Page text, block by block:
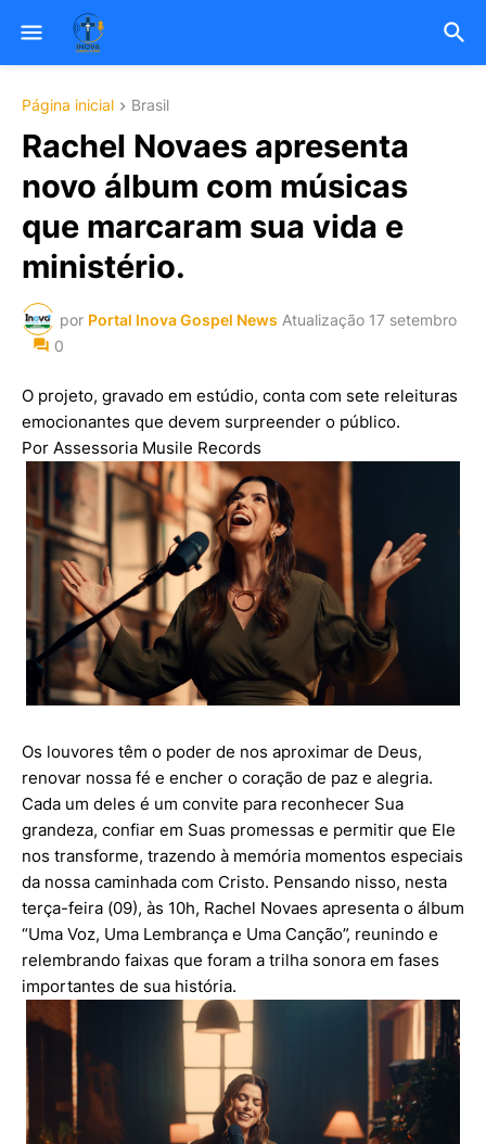
Página inicial Brasil
Rachel Novaes apresenta
novo álbum com músicas
que marcaram sua vida e
ministério.
por Portal Inova Gospel News Atualização 17 setembro
0
O projeto, gravado em estúdio, conta com sete releituras
emocionantes que devem surpreender o público.
Por Assessoria Musile Records
Os louvores têm o poder de nos aproximar de Deus,
renovar nossa fé e encher o coração de paz e alegria.
Cada um deles é um convite para reconhecer Sua
grandeza, confiar em Suas promessas e permitir que Ele
nos transforme, trazendo à memória momentos especiais
da nossa caminhada com Cristo. Pensando nisso, nesta
terça-feira (09), às 10h, Rachel Novaes apresenta o álbum
“Uma Voz, Uma Lembrança e Uma Canção”, reunindo e
relembrando faixas que foram a trilha sonora em fases
importantes de sua história.